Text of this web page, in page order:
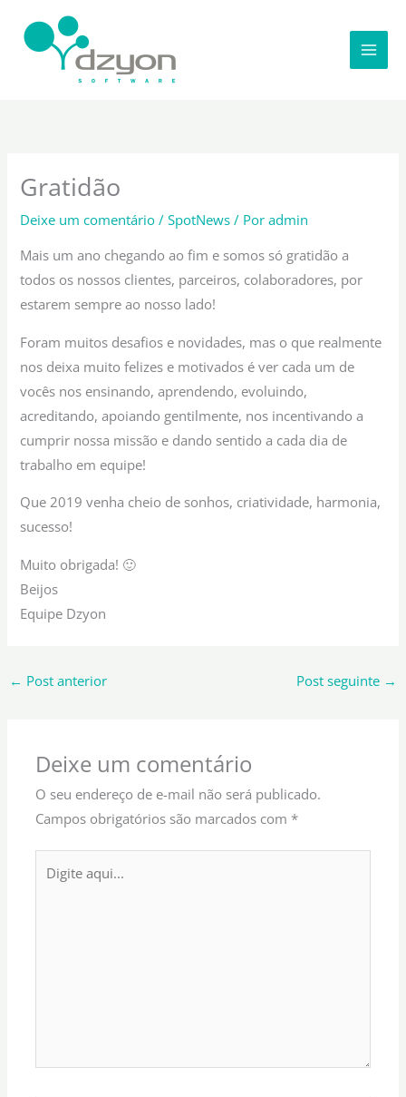
para
Gratidão
Deixe um comentário /SpotNews / Poradmin
Mais um ano chegando ao fim e somos só gratidão a
todos os nossos clientes, parceiros, colaboradores, por
estarem sempre ao nosso lado!
Foram muitos desafios e novidades, mas o que realmente
nos deixa muito felizes e motivados é ver cada um de
vocês nos ensinando, aprendendo, evoluindo,
acreditando, apoiando gentilmente, nos incentivando a
cumprir nossa missão e dando sentido a cada dia de
trabalho em equipe!
Que 2019 venha cheio de sonhos, criatividade, harmonia,
sucesso!
Muito obrigada! 🙂
Beijos
Equipe Dzyon
← Post anterior Post seguinte →
Deixe um comentário
O seu endereço de e-mail não será publicado.
Campos obrigatórios são marcados com *
aqui...